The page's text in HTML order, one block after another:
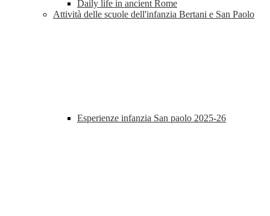
Daily life in ancient Rome
Attività delle scuole dell'infanzia Bertani e San Paolo
Esperienze infanzia San paolo 2025-26